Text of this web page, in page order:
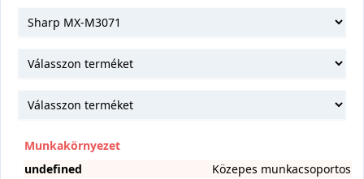
Munkakörnyezet
undefined
Közepes munkacsoportos